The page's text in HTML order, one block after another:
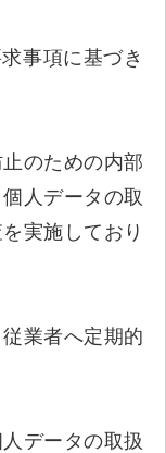
事項に基づき
のための内部
人データの取
実施しており
業者へ定期的
データの取扱